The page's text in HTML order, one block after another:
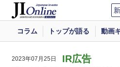
コラム トップが語る 動画
2023年07月25日 IR広告